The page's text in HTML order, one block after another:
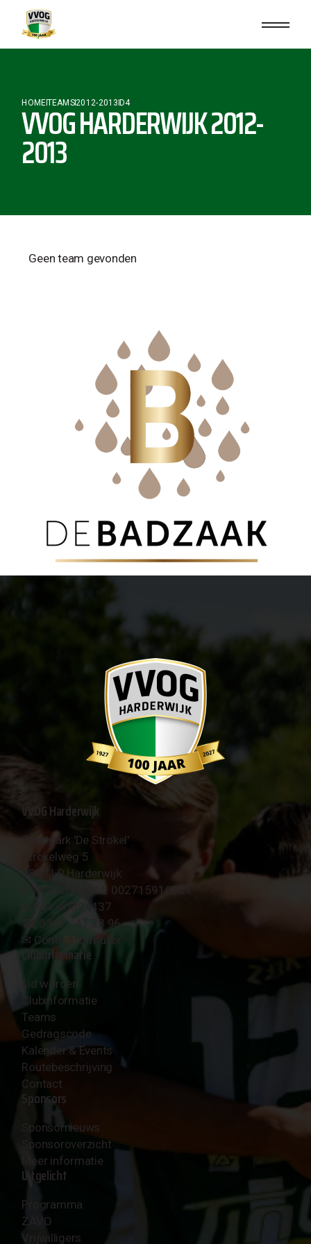
HOMETEAMS2012-2013 D4
VVOG HARDERWIJK 2012-
2013
Geen team gevonden
VVOG Harderwijk
Sportpark 'De Strokel'
Strokelweg 5
3847 LR Harderwijk
BTW Nummer NL 002715910B01
KvK Nr 40094437
☎︎ 0341 - 41 28 96
✉︎ Contactformulier
Clubinformatie
Lid worden
Clubinformatie
Teams
Gedragscode
Kalender & Events
Routebeschrijving
Contact
Sponsors
Sponsornieuws
Sponsoroverzicht
Meer informatie
Uitgelicht
Programma
ZAVO
Vrijwilligers